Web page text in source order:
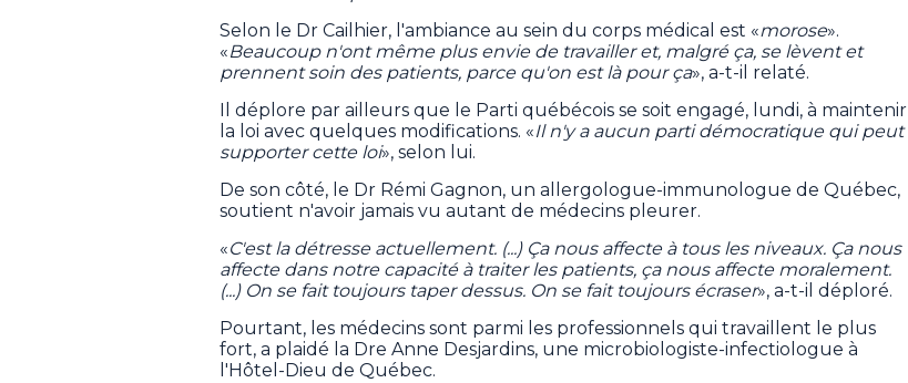
Selon le Dr Cailhier, l'ambiance au sein du corps médical est «morose».
«Beaucoup n'ont même plus envie de travailler et, malgré ça, se lèvent et
prennent soin des patients, parce qu'on est là pour ça», a-t-il relaté.
Il déplore par ailleurs que le Parti québécois se soit engagé, lundi, à maintenir
la loi avec quelques modifications. «Il n'y a aucun parti démocratique qui peut
supporter cette loi», selon lui.
De son côté, le Dr Rémi Gagnon, un allergologue-immunologue de Québec,
soutient n'avoir jamais vu autant de médecins pleurer.
«C'est la détresse actuellement. (...) Ça nous affecte à tous les niveaux. Ça nous
affecte dans notre capacité à traiter les patients, ça nous affecte moralement.
(...) On se fait toujours taper dessus. On se fait toujours écraser», a-t-il déploré.
Pourtant, les médecins sont parmi les professionnels qui travaillent le plus
fort, a plaidé la Dre Anne Desjardins, une microbiologiste-infectiologue à
l'Hôtel-Dieu de Québec.